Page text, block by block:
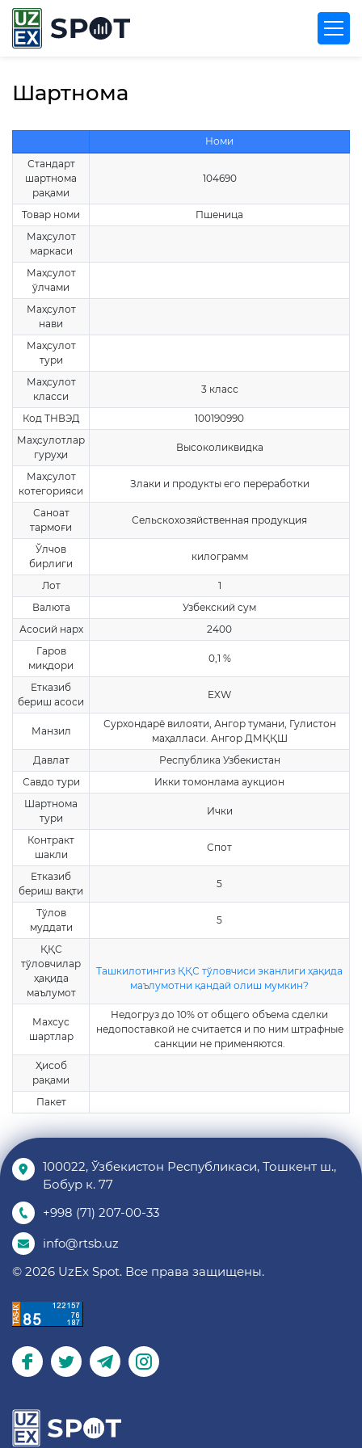
Шартнома
Номи
Стандарт
шартнома
рақами
104690
Товар номи
Пшеница
Маҳсулот
маркаси
Маҳсулот
ўлчами
Маҳсулот
нави
Маҳсулот
тури
Маҳсулот
класси
3 класс
Код ТНВЭД
100190990
Маҳсулотлар
гуруҳи
Высоколиквидка
Маҳсулот
котегорияси
Злаки и продукты его переработки
Саноат
тармоғи
Сельскохозяйственная продукция
Ўлчов
бирлиги
килограмм
Лот
1
Валюта
Узбекский сум
Асосий нарх
2400
Гаров
миқдори
0,1 %
Етказиб
бериш асоси
EXW
Манзил
Сурхондарё вилояти, Ангор тумани, Гулистон
маҳалласи. Ангор ДМҚҚШ
Давлат
Республика Узбекистан
Савдо тури
Икки томонлама аукцион
Шартнома
тури
Ички
Контракт
шакли
Спот
Етказиб
бериш вақти
5
Тўлов
муддати
5
ҚҚС
тўловчилар
ҳақида
маълумот
Ташкилотингиз ҚҚС тўловчиси эканлиги ҳақида
маълумотни қандай олиш мумкин?
Махсус
шартлар
Недогруз до 10% от общего объема сделки
недопоставкой не считается и по ним штрафные
санкции не применяются.
Ҳисоб
рақами
Пакет
100022, Ўзбекистон Республикаси, Тошкент ш.,
Бобур к. 77
+998 (71) 207-00-33
info@rtsb.uz
© 2026 UzEx Spot. Все права защищены.